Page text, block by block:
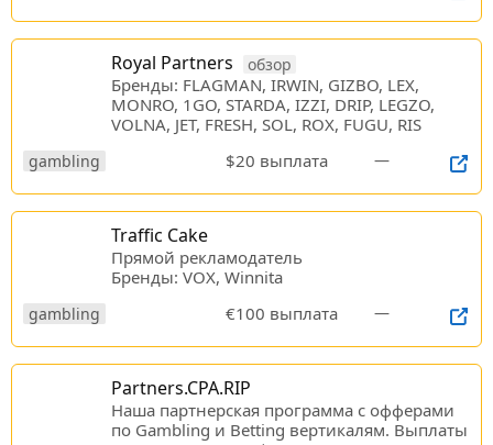
Royal Partners обзор
Бренды: FLAGMAN, IRWIN, GIZBO, LEX,
MONRO, 1GO, STARDA, IZZI, DRIP, LEGZO,
VOLNA, JET, FRESH, SOL, ROX, FUGU, RIS
gambling $20 выплата —
Traffic Cake
Прямой рекламодатель
Бренды: VOX, Winnita
gambling €100 выплата —
Partners.CPA.RIP
Наша партнерская программа c офферами
по Gambling и Betting вертикалям. Выплаты